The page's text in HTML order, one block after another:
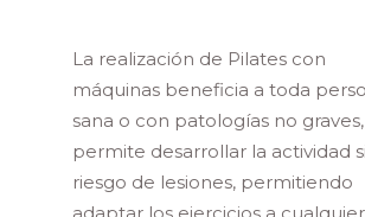
La realización de Pilates con
máquinas beneficia a toda
sana o con patologías no
permite desarrollar la actividad
riesgo de lesiones, permitiendo
adaptar los ejercicios a